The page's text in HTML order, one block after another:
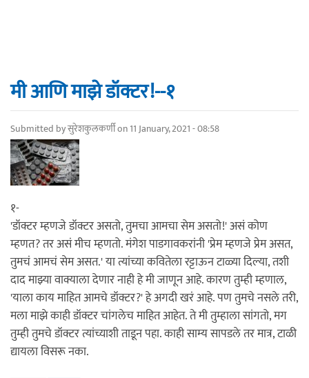
मी आणि माझे डॉक्टर!--१
Submitted byसुरेशकुलकर्णीon 11 January, 2021 - 08:58
१-
'डॉक्टर म्हणजे डॉक्टर असतो, तुमचा आमचा सेम असतो!' असं कोण
म्हणत? तर असं मीच म्हणतो. मंगेश पाडगावकरांनी 'प्रेम म्हणजे प्रेम असत,
तुमचं आमचं सेम असत.' या त्यांच्या कवितेला रट्टाऊन टाळ्या दिल्या, तशी
दाद माझ्या वाक्याला देणार नाही हे मी जाणून आहे. कारण तुम्ही म्हणाल,
'याला काय माहित आमचे डॉक्टर?' हे अगदी खरं आहे. पण तुमचे नसले तरी,
मला माझे काही डॉक्टर चांगलेच माहित आहेत. ते मी तुम्हाला सांगतो, मग
तुम्ही तुमचे डॉक्टर त्यांच्याशी ताडून पहा. काही साम्य सापडले तर मात्र, टाळी
द्यायला विसरू नका.